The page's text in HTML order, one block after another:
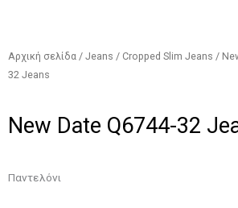
Αρχική σελίδα / Jeans / Cropped Slim Jeans /
32 Jeans
New Date Q6744-32
Παντελόνι